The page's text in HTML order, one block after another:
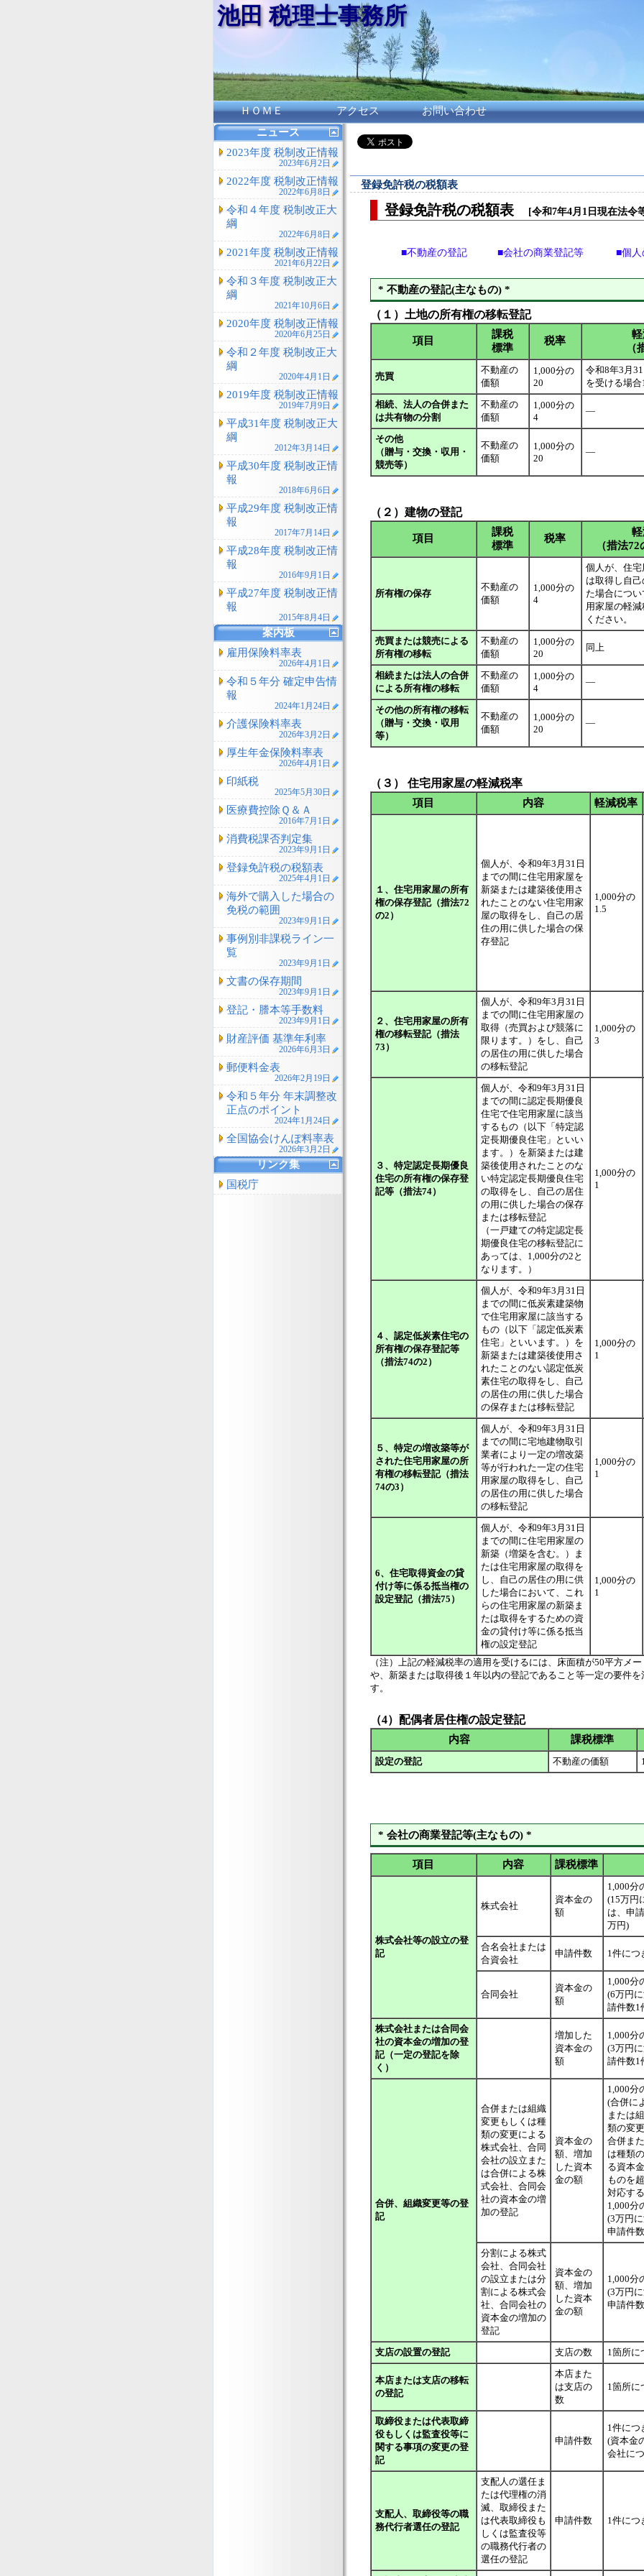
池田 税理士事務所
ＨＯＭＥ アクセス
お問い合わせ
ニュース
2023年度 税制改正情報
2023年6月2日
2022年度 税制改正情報
2022年6月8日
令和４年度 税制改正大
綱
2022年6月8日
2021年度 税制改正情報
2021年6月22日
令和３年度 税制改正大
綱
2021年10月6日
2020年度 税制改正情報
2020年6月25日
令和２年度 税制改正大
綱
2020年4月1日
2019年度 税制改正情報
2019年7月9日
平成31年度 税制改正大
綱
2012年3月14日
平成30年度 税制改正情
報
2018年6月6日
平成29年度 税制改正情
報
2017年7月14日
平成28年度 税制改正情
報
2016年9月1日
平成27年度 税制改正情
報
2015年8月4日
案内板
雇用保険料率表
2026年4月1日
令和５年分 確定申告情
報
2024年1月24日
介護保険料率表
2026年3月2日
厚生年金保険料率表
2026年4月1日
印紙税
2025年5月30日
医療費控除Ｑ＆Ａ
2016年7月1日
消費税課否判定集
2023年9月1日
登録免許税の税額表
2025年4月1日
海外で購入した場合の
免税の範囲
2023年9月1日
事例別非課税ライン一
覧
2023年9月1日
文書の保存期間
2023年9月1日
登記・謄本等手数料
2023年9月1日
財産評価 基準年利率
2026年6月3日
郵便料金表
2026年2月19日
令和５年分 年末調整改
正点のポイント
2024年1月24日
全国協会けんぽ料率表
2026年3月2日
リンク集
国税庁
登録免許税の税額表
登録免許税の税額表 [令和7年4月1日現在法令
■不動産の登記 ■会社の商業登記等 ■個人
* 不動産の登記(主なもの) *
（１）土地の所有権の移転登記
項目
課税
標準
税率
（
売買
不動産の
価額
1,000分の
20
令和8年3月
を受ける場合
相続、法人の合併また
は共有物の分割
不動産の
価額
1,000分の
4
―
その他
（贈与・交換・収用・
競売等）
不動産の
価額
1,000分の
20
―
（２）建物の登記
項目
課税
標準
税率
（措法72
所有権の保存
不動産の
価額
1,000分の
4
個人が、住
は取得し自
た場合につ
用家屋の軽
ください。
売買または競売による
所有権の移転
不動産の
価額
1,000分の
20
同上
相続または法人の合併
による所有権の移転
不動産の
価額
1,000分の
4
―
その他の所有権の移転
（贈与・交換・収用
等）
不動産の
価額
1,000分の
20
―
（３） 住宅用家屋の軽減税率
項目 内容 軽減税率
１、住宅用家屋の所有
権の保存登記（措法72
の2）
個人が、令和9年3月31日
までの間に住宅用家屋を
新築または建築後使用さ
れたことのない住宅用家
屋の取得をし、自己の居
住の用に供した場合の保
存登記
1,000分の
1.5
２、住宅用家屋の所有
権の移転登記（措法
73）
個人が、令和9年3月31日
までの間に住宅用家屋の
取得（売買および競落に
限ります。）をし、自己
の居住の用に供した場合
の移転登記
1,000分の
3
３、特定認定長期優良
住宅の所有権の保存登
記等（措法74）
個人が、令和9年3月31日
までの間に認定長期優良
住宅で住宅用家屋に該当
するもの（以下「特定認
定長期優良住宅」といい
ます。）を新築または建
築後使用されたことのな
い特定認定長期優良住宅
の取得をし、自己の居住
の用に供した場合の保存
または移転登記
（一戸建ての特定認定長
期優良住宅の移転登記に
あっては、1,000分の2と
なります。）
1,000分の
1
４、認定低炭素住宅の
所有権の保存登記等
（措法74の2）
個人が、令和9年3月31日
までの間に低炭素建築物
で住宅用家屋に該当する
もの（以下「認定低炭素
住宅」といいます。）を
新築または建築後使用さ
れたことのない認定低炭
素住宅の取得をし、自己
の居住の用に供した場合
の保存または移転登記
1,000分の
1
５、特定の増改築等が
された住宅用家屋の所
有権の移転登記（措法
74の3）
個人が、令和9年3月31日
までの間に宅地建物取引
業者により一定の増改築
等が行われた一定の住宅
用家屋の取得をし、自己
の居住の用に供した場合
の移転登記
1,000分の
1
6、住宅取得資金の貸
付け等に係る抵当権の
設定登記（措法75）
個人が、令和9年3月31日
までの間に住宅用家屋の
新築（増築を含む。）ま
たは住宅用家屋の取得を
し、自己の居住の用に供
した場合において、これ
らの住宅用家屋の新築ま
たは取得をするための資
金の貸付け等に係る抵当
権の設定登記
1,000分の
1
（注）上記の軽減税率の適用を受けるには、床面積が50平方メ
や、新築または取得後１年以内の登記であること等一定の要件を
す。
（4）配偶者居住権の設定登記
内容 課税標準
設定の登記 不動産の価額
* 会社の商業登記等(主なもの) *
項目 内容 課税標準
株式会社等の設立の登
記
株式会社
資本金の
額
1,000分
(15万円
は、申
万円)
合名会社または
合資会社
申請件数 1件につ
合同会社
資本金の
額
1,000分
(6万円
請件数1
株式会社または合同会
社の資本金の増加の登
記（一定の登記を除
く）
増加した
資本金の
額
1,000分
(3万円
請件数1
合併、組織変更等の登
記
合併または組織
変更もしくは種
類の変更による
株式会社、合同
会社の設立また
は合併による株
式会社、合同会
社の資本金の増
加の登記
資本金の
額、増加
した資本
金の額
1,000分
(合併に
または
類の変
合併ま
は種類
る資本
ものを
対応す
1,000分
(3万円に
申請件
分割による株式
会社、合同会社
の設立または分
割による株式会
社、合同会社の
資本金の増加の
登記
資本金の
額、増加
した資本
金の額
1,000分
(3万円に
申請件
支店の設置の登記 支店の数 1箇所に
本店または支店の移転
の登記
本店また
は支店の
数
1箇所に
取締役または代表取締
役もしくは監査役等に
関する事項の変更の登
記
申請件数
1件につ
(資本金
会社に
支配人、取締役等の職
務代行者選任の登記
支配人の選任ま
たは代理権の消
滅、取締役また
は代表取締役も
しくは監査役等
の職務代行者の
選任の登記
申請件数 1件につ